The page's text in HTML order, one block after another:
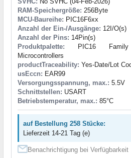
RAM-Speichergröße: 256Byte
MCU-Baureihe: PIC16F6xx
Anzahl der Ein-/Ausgänge: 12I/O(s)
Anzahl der Pins: 14Pin(s)
Produktpalette: PIC16 Family
Microcontrollers
productTraceability: Yes-Date/Lot
usEccn: EAR99
Versorgungsspannung, max.: 5.5V
Schnittstellen: USART
Betriebstemperatur, max.: 85°C
auf Bestellung 258 Stücke:
Lieferzeit 14-21 Tag (e)
Benachrichtigung bei Verfügbarkeit